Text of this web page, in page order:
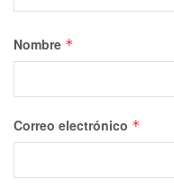
Nombre *
Correo electrónico *